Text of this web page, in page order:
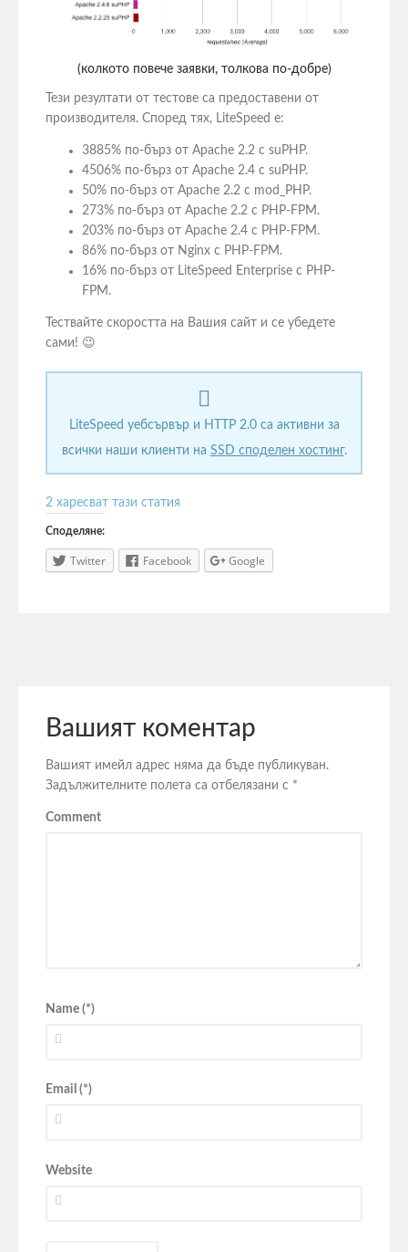
(колкото повече заявки, толкова по-добре)
Тези резултати от тестове са предоставени от
производителя. Според тях, LiteSpeed e:
3885% по-бърз от Apache 2.2 с suPHP.
4506% по-бърз от Apache 2.4 с suPHP.
50% по-бърз от Apache 2.2 с mod_PHP.
273% по-бърз от Apache 2.2 с PHP-FPM.
203% по-бърз от Apache 2.4 с PHP-FPM.
86% по-бърз от Nginx с PHP-FPM.
16% по-бърз от LiteSpeed Enterprise с PHP-
FPM.
Тествайте скоростта на Вашия сайт и се убедете
сами! 😉
LiteSpeed уебсървър и HTTP 2.0 са активни за
всички наши клиенти на SSD споделен хостинг.
2 харесват тази статия
Споделяне:
Twitter Facebook Google
Вашият коментар
Вашият имейл адрес няма да бъде публикуван.
Задължителните полета са отбелязани с *
Comment
Name (*)
Email (*)
Website